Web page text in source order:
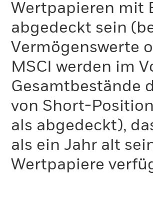
Wertpapieren mit
abgedeckt sein
Vermögenswerte
MSCI werden im
Gesamtbestände
von Short-
als abgedeckt),
als ein Jahr alt
Wertpapiere